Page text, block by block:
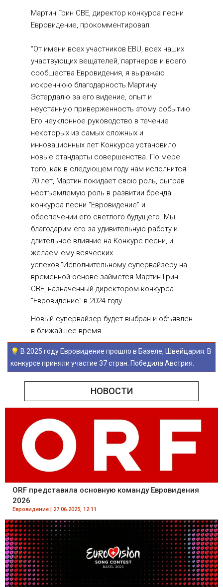
Мартин Грин CBE, директор конкурса песни
Евровидение, прокомментировал:
“От имени всех участников EBU, всех наших
участвующих вещателей, партнеров и всего
сообщества Евровидения, я выражаю
искреннюю благодарность Мартину
Эстердалю за его видение, опыт и
неустанную приверженность этому событию.
Его неуклонное руководство в течение
некоторых из самых сложных и
инновационных лет Конкурса установило
новые стандарты совершенства. По мере
того, как в следующем году нам исполнится
70 лет, Мартин покидает свою роль, сыграв
неотъемлемую роль в развитии бренда
конкурса песни "Евровидение" и
обеспечении его светлого будущего. Мы
благодарим его за удивительную работу и
длительное влияние на Конкурс песни, и
желаем ему всяческих
успехов.”Исполнительному супервайзеру на
временной основе займется Мартин Грин
CBE, назначенный директором конкурса
"Евровидение" в 2024 году.
Новый супервайзер будет выбран и объявлен
в ближайшее время.
💡 В 2025 году Евровидение прошло в Базеле, Швейцария. В
конкурсе приняли участие 37 стран. Победила Австрия.
НОВОСТИ
ORF представила основную команду Евровидения
2026
Евровидение | 27.06.2025, 12:11